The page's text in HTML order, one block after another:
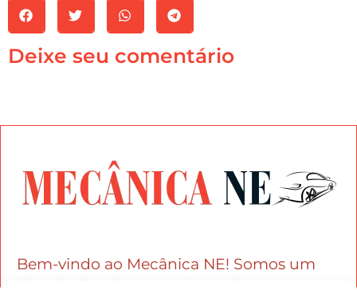
Deixe seu comentário
Bem-vindo ao Mecânica NE! Somos um
blog dedicado aos apaixonados por carros